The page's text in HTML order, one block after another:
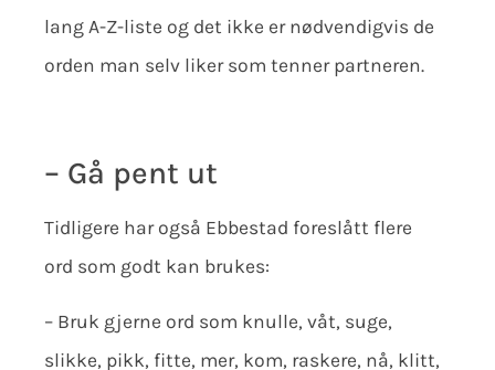
lang A-Z-liste og det ikke er nødvendigvis de
orden man selv liker som tenner partneren.
– Gå pent ut
Tidligere har også Ebbestad foreslått flere
ord som godt kan brukes:
– Bruk gjerne ord som knulle, våt, suge,
slikke, pikk, fitte, mer, kom, raskere, nå, klitt,